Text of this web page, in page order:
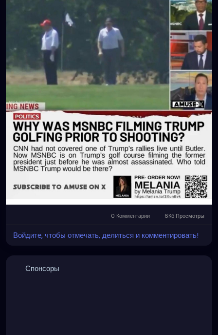
0 Комментарии 6Кб Просмотры
Войдите, чтобы отмечать, делиться и комментировать!
Спонсоры